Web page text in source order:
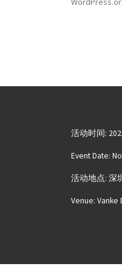
活动时间:
Event Date:
活动地点: 深
Venue: Vanke